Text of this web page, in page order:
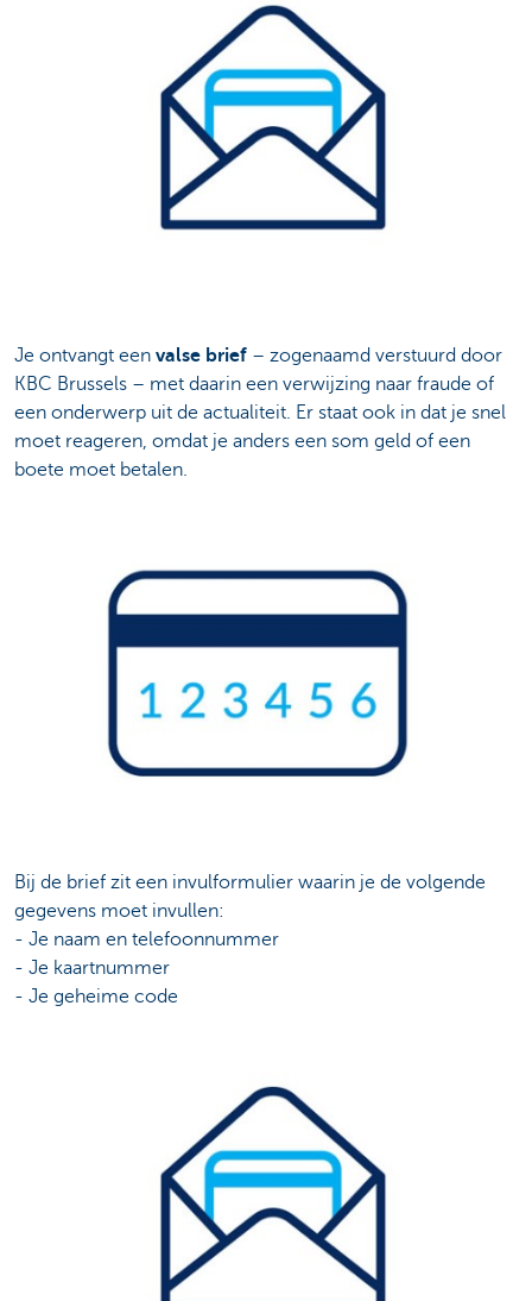
Je ontvangt een valse brief – zogenaamd verstuurd door
KBC Brussels – met daarin een verwijzing naar fraude of
een onderwerp uit de actualiteit. Er staat ook in dat je snel
moet reageren, omdat je anders een som geld of een
boete moet betalen.
Bij de brief zit een invulformulier waarin je de volgende
gegevens moet invullen:
- Je naam en telefoonnummer
- Je kaartnummer
- Je geheime code